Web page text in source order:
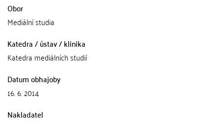
Obor
Mediální studia
Katedra / ústav / klinika
Katedra mediálních studií
Datum obhajoby
16. 6. 2014
Nakladatel